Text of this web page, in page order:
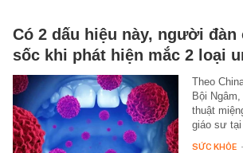
Có 2 dấu hiệu này, người đàn
sốc khi phát hiện mắc 2 loại
Theo
Bội
thuật
giáo sư
SỨC KHỎE